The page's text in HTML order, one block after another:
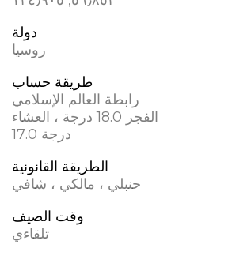
دولة
روسيا
طريقة حساب
رابطة العالم الإسلامي
الفجر 18.0 درجة ، العشاء
17.0 درجة
الطريقة القانونية
حنبلي ، مالكي ، شافي
وقت الصيف
تلقاءي